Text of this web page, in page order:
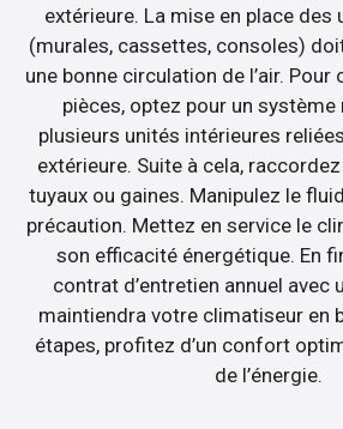
extérieure. La mise en place des
(murales, cassettes, consoles)
une bonne circulation de l’air.
pièces, optez pour un système
plusieurs unités intérieures
extérieure. Suite à cela,
tuyaux ou gaines. Manipulez le
précaution. Mettez en service le
son efficacité énergétique. En
contrat d’entretien annuel avec
maintiendra votre climatiseur en
étapes, profitez d’un confort
de l’énergie.